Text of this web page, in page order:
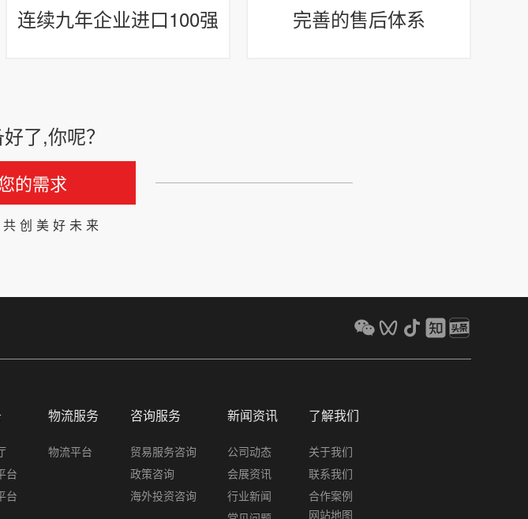
连续九年企业进口100强 完善的售后体系
了,你呢？
的需求
创美好未来
台
台
物流服务
物流平台
咨询服务
贸易服务咨询
政策咨询
海外投资咨询
新闻资讯
公司动态
会展资讯
行业新闻
了解我们
关于我们
联系我们
合作案例
网站地图